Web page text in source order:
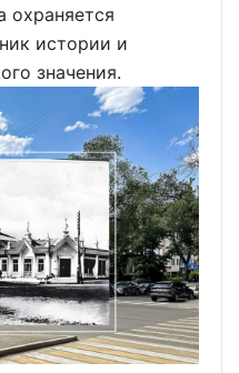
охраняется
истории и
значения.